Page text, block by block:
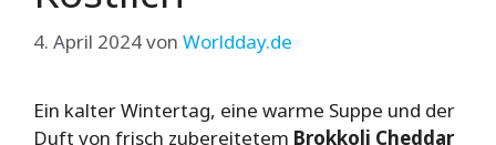
4. April 2024von Worldday.de
Ein kalter Wintertag, eine warme Suppe und der
Duft von frisch zubereitetem Brokkoli Cheddar